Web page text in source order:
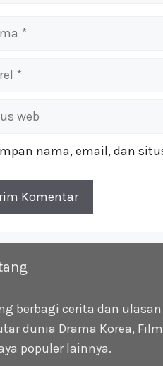
nama, email, dan
berbagi cerita dan
dunia Drama Korea,
populer lainnya.